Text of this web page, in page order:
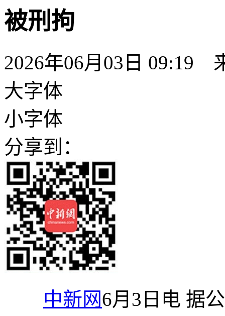
被刑拘
2026年06月03日 09:19
大字体
小字体
分享到：
中新网6月3日电 据